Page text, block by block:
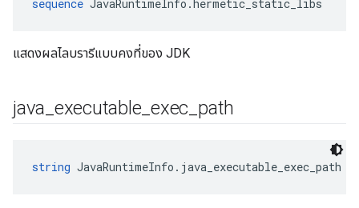
sequence JavaRuntimeInfo.hermetic_static_libs
แสดงผลไลบรารีแบบคงที่ของ JDK
java executable _exec path
string JavaRuntimeInfo.java_executable_exec_path